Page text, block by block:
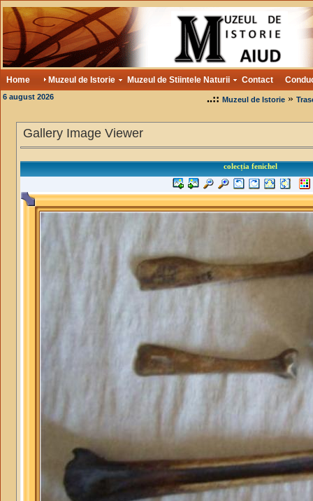
Home Muzeul de Istorie Muzeul de Stiintele Naturii Contact
6 august 2026 ..:: Muzeul de Istorie»
Gallery Image Viewer
colecția fenichel